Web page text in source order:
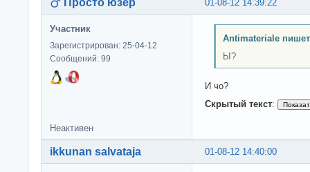
01-08-12 14:39:22
Просто юзер
Участник
Зарегистрирован: 25-04-12
Сообщений: 99
Antimateriale
Ы?
И чо?
Скрытый текст:
Неактивен
01-08-12 14:40:00
ikkunan salvataja